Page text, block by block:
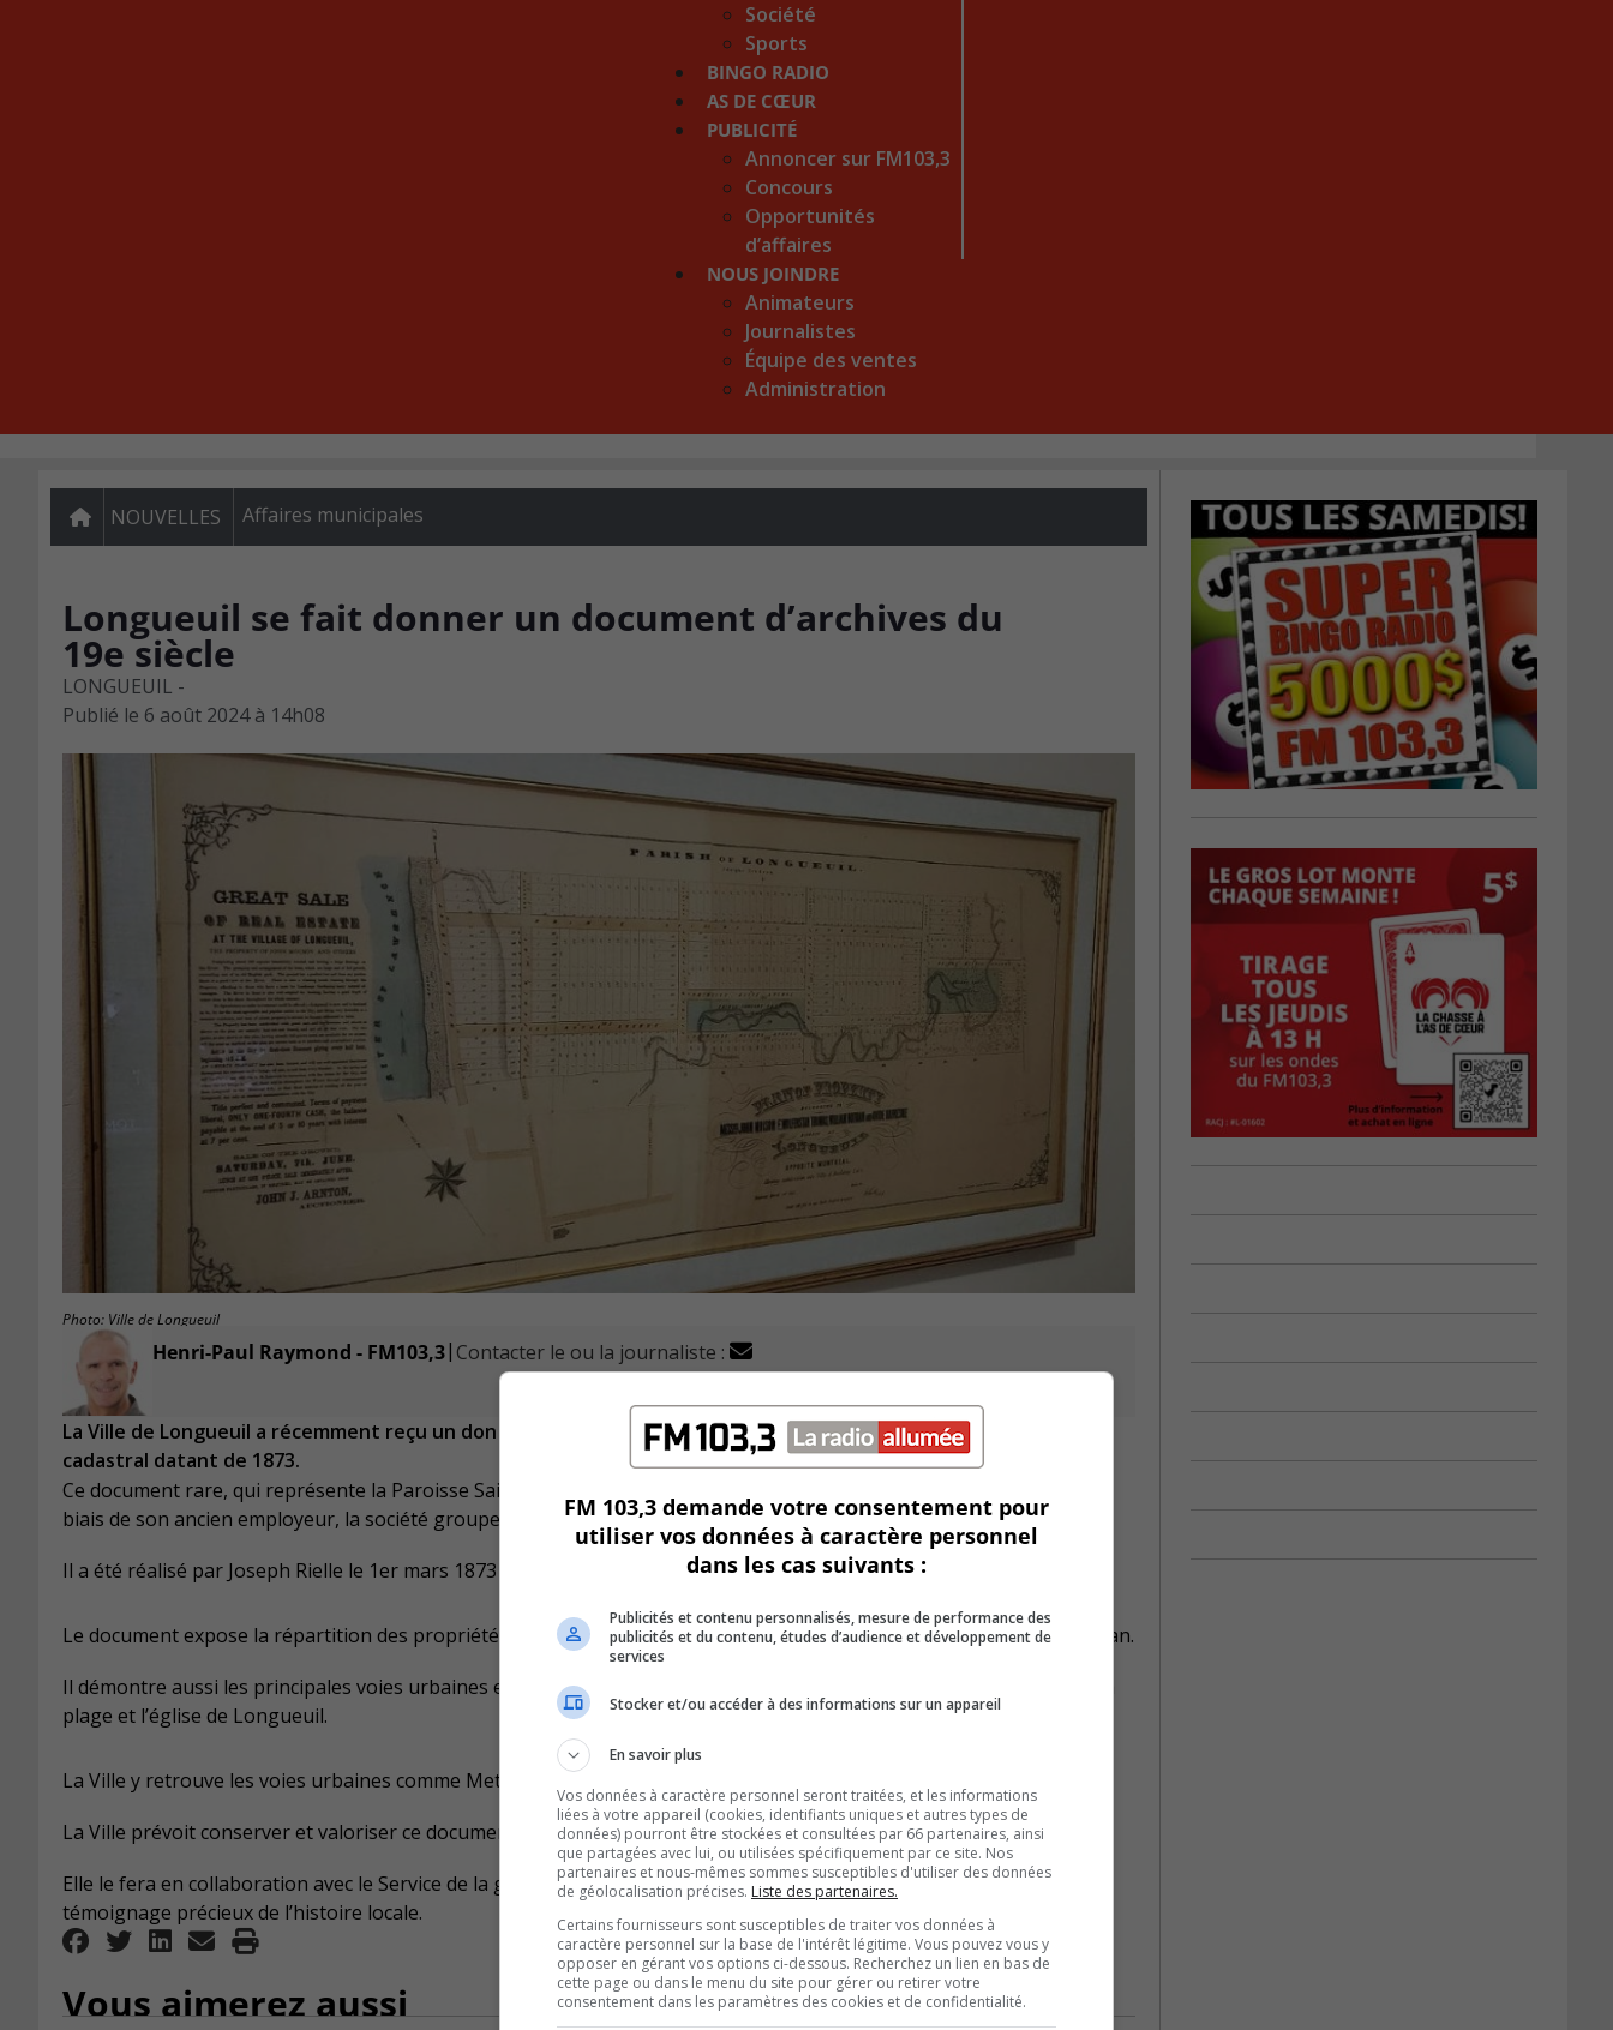
Société
Sports
BINGO RADIO
AS DE CŒUR
PUBLICITÉ
Annoncer sur FM103,3
Concours
Opportunités
d’affaires
NOUS JOINDRE
Animateurs
Journalistes
Équipe des ventes
Administration
NOUVELLES Affaires municipales
Longueuil se fait donner un document d’archives du
19e siècle
LONGUEUIL -
Publié le 6 août 2024 à 14h08
Photo: Ville de Longueuil
Henri-Paul Raymond - FM103,3| Contacter le ou la journaliste :
La Ville de Longueuil a récemment reçu un don exceptionnel d’une citoyenne, Joann Villeneuve, soit un plan
cadastral datant de 1873.
Ce document rare, qui représente la Paroisse Saint-Antoine de Longueuil, a été acquis par madame Villeneuve par le
biais de son ancien employeur, la société groupe CIVITAS inc.
Il a été réalisé par Joseph Rielle le 1er mars 1873 et illustre le développement territorial de l’époque.
Le document expose la répartition des propriétés, y compris celles de notables comme John Molson et William Notman.
Il démontre aussi les principales voies urbaines et lieux emblématiques tels que les parcs Prince-Consort et Queen, la
plage et l’église de Longueuil.
La Ville y retrouve les voies urbaines comme Metcalfe, Monck, Saint-Charles, Dufferin et Bord-de-l’Eau.
La Ville prévoit conserver et valoriser ce document dans ses archives.
Elle le fera en collaboration avec le Service de la gestion des documents et des archives, afin de préserver ce
témoignage précieux de l’histoire locale.
Vous aimerez aussi
FM 103,3 demande votre consentement pour
utiliser vos données à caractère personnel
dans les cas suivants :
Publicités et contenu personnalisés, mesure de performance des
publicités et du contenu, études d’audience et développement de
services
Stocker et/ou accéder à des informations sur un appareil
En savoir plus
Vos données à caractère personnel seront traitées, et les informations
liées à votre appareil (cookies, identifiants uniques et autres types de
données) pourront être stockées et consultées par 66 partenaires, ainsi
que partagées avec lui, ou utilisées spécifiquement par ce site. Nos
partenaires et nous-mêmes sommes susceptibles d'utiliser des données
de géolocalisation précises. Liste des partenaires.
Certains fournisseurs sont susceptibles de traiter vos données à
caractère personnel sur la base de l'intérêt légitime. Vous pouvez vous y
opposer en gérant vos options ci-dessous. Recherchez un lien en bas de
cette page ou dans le menu du site pour gérer ou retirer votre
consentement dans les paramètres des cookies et de confidentialité.